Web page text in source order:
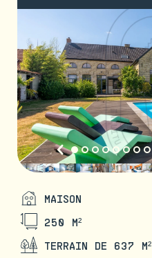
MAISON
250 M²
TERRAIN DE 637 M²